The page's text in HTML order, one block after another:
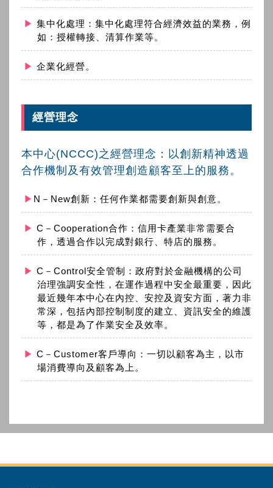
集中化處理：集中化處理符合經濟效益的業務，例
如：授權轉接、清算作業等。
企業化經營。
經營理念
本中心(NCCC)之經營理念：以創新精神透過
合作機制及有效管理創造顧客至上的服務。
N－New創新：任何作業都需要創新與創意。
C－Cooperation合作：信用卡產業非常需要合
作，透過合作以完成對銀行、特店的服務。
C－Control安全管制：政府對於金融機構的公司
治理強調安全性，在運作過程中安全最重要，因此
最近幾年本中心在內控、安控及資安方面，著力非
常深，包括內部控制制度的建立、資訊安全的維護
等，都是為了作業安全及效率。
C－Customer客戶導向：一切以顧客為主，以市
場消費導向及顧客為上。